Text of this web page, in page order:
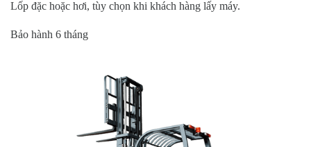
Lốp đặc hoặc hơi, tùy chọn khi khách hàng lấy máy.
Bảo hành 6 tháng